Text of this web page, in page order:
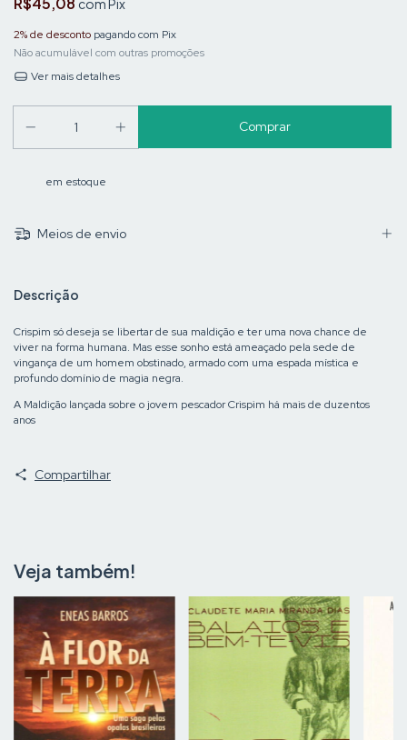
comPix
2% de desconto pagando com Pix
Não acumulável com outras promoções
Ver mais detalhes
em estoque
Meios de envio
Descrição
Crispim só deseja se libertar de sua maldição e ter uma nova chance de
viver na forma humana. Mas esse sonho está ameaçado pela sede de
vingança de um homem obstinado, armado com uma espada mística e
profundo domínio de magia negra.
A Maldição lançada sobre o jovem pescador Crispim há mais de duzentos
anos
Compartilhar
Veja também!